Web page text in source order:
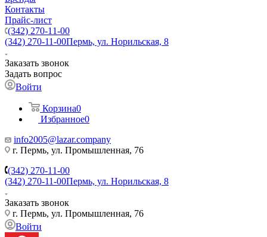
Контакты
Прайс-лист
(342) 270-11-00
(342) 270-11-00Пермь, ул. Норильская, 8
Заказать звонок
Задать вопрос
Войти
Корзина0
Избранное0
info2005@lazar.company
г. Пермь, ул. Промышленная, 76
(342) 270-11-00
(342) 270-11-00Пермь, ул. Норильская, 8
Заказать звонок
г. Пермь, ул. Промышленная, 76
Войти